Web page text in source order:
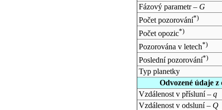
Fázový parametr – G
Počet pozorování*)
Počet opozic*)
Pozorována v letech*)
Poslední pozorování*)
Typ planetky
Odvozené údaje
Vzdálenost v přísluní – q
Vzdálenost v odsluní – Q